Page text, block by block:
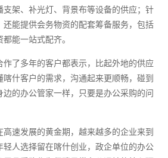
支架、补光灯、背景布等设备的供应；针
还能提供会务物资的配套筹备服务，包括
能一站式配齐。
作了多年的客户都表示，比起外地的供应
什客户的需求，沟通起来更顺畅，碰到
的办公管家一样，只要是办公采购的问
速发展的黄金期，越来越多的企业来到
轻人选择留在喀什创业，政企单位的办公